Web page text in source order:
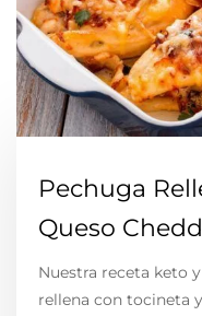
Pechuga
Queso
Nuestra receta keto
rellena con tocineta